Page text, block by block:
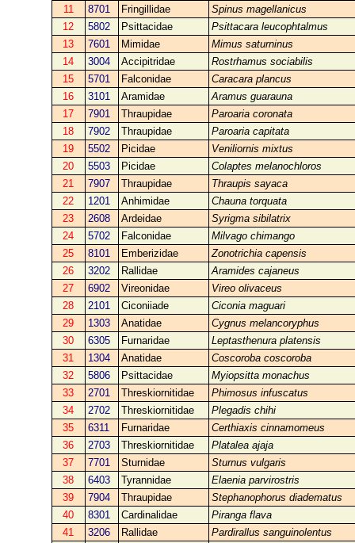
11
8701 Fringillidae
Spinus magellanicus
12
5802 Psittacidae
Psittacara leucophtalmus
13
7601 Mimidae
Mimus saturninus
14
3004 Accipitridae
Rostrhamus sociabilis
15
5701 Falconidae
Caracara plancus
16
3101 Aramidae
Aramus guarauna
17
7901 Thraupidae
Paroaria coronata
18
7902 Thraupidae
Paroaria capitata
19
5502 Picidae
Veniliornis mixtus
20
5503 Picidae
Colaptes melanochloros
21
7907 Thraupidae
Thraupis sayaca
22
1201 Anhimidae
Chauna torquata
23
2608 Ardeidae
Syrigma sibilatrix
24
5702 Falconidae
Milvago chimango
25
8101 Emberizidae
Zonotrichia capensis
26
3202 Rallidae
Aramides cajaneus
27
6902 Vireonidae
Vireo olivaceus
28
2101 Ciconiiade
Ciconia maguari
29
1303 Anatidae
Cygnus melancoryphus
30
6305 Furnaridae
Leptasthenura platensis
31
1304 Anatidae
Coscoroba coscoroba
32
5806 Psittacidae
Myiopsitta monachus
33
2701 Threskiornitidae
Phimosus infuscatus
34
2702 Threskiornitidae
Plegadis chihi
35
6311 Furnaridae
Certhiaxis cinnamomeus
36
2703 Threskiornitidae
Platalea ajaja
37
7701 Sturnidae
Sturnus vulgaris
38
6403 Tyrannidae
Elaenia parvirostris
39
7904 Thraupidae
Stephanophorus diadematus
40
8301 Cardinalidae
Piranga flava
41
3206 Rallidae
Pardirallus sanguinolentus